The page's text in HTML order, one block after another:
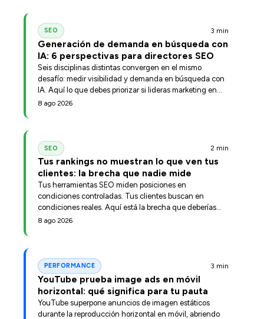
SEO 3 min
Generación de demanda en búsqueda con
IA: 6 perspectivas para directores SEO
Seis disciplinas distintas convergen en el mismo
desafío: medir visibilidad y demanda en búsqueda con
IA. Aquí lo que debes priorizar si lideras marketing en
una empresa B2B.
8 ago 2026
SEO 2 min
Tus rankings no muestran lo que ven tus
clientes: la brecha que nadie mide
Tus herramientas SEO miden posiciones en
condiciones controladas. Tus clientes buscan en
condiciones reales. Aquí está la brecha que deberías
estar midiendo.
8 ago 2026
PERFORMANCE 3 min
YouTube prueba image ads en móvil
horizontal: qué significa para tu pauta
YouTube superpone anuncios de imagen estáticos
durante la reproducción horizontal en móvil, abriendo